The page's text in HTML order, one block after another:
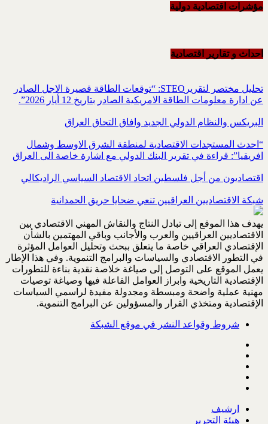
مؤشرات اقتصادية دولية
احداث و تقاریر اقتصادیة
تحليل مختصر لتقريرSTEO‏: “توقعات الطاقة قصيرة الاجل الصادر
عن ادارة معلومات الطاقة الامريكية ‏الصادر بتاريخ 12 أيار 2026”.‏
البريكس والنظام الدولي الجديد وافاق التحاق العراق
“احدث المستجدات الاقتصادية لمنطقة الشرق الاوسط وشمال
افريقيا”: قراءة في تقرير البنك الدولي مع اشارة خاصة الى العراق
اقتصاديون من أجل فلسطين اتحاد الاقتصاد السياسي الراديكالي
شبكة الاقتصاديين العراقيين تنعي ضحايا حريق الحمدانية
يهدف هذا الموقع إلى تبادل النتاج والنقاش المهني الاقتصادي بين
الاقتصاديين العراقيين والعرب والأجانب وباقي المهتمين بالشأن
الإقتصادي العراقي خاصة ما يتعلق ببحث وتحليل العوامل المؤثرة
في التطور الاقتصادي والسياسات والبرامج التنموية. وفي هذا الإطار
يعمل الموقع على التوصل إلى صياغة خلاصة نقدية بناءة للتطورات
الإقتصادية التاريخية وابراز العوامل الفاعلة فيها وصياغة توصيات
مهنية عملية واضحة ومبسطة ومجدولة مفيدة لراسمي السياسات
الإقتصادية ومتخذي القرار والمسؤولين عن البرامج التنموية.
شروط وقواعد النشر في موقع الشبكة
ارشيف
هيئة التحرير